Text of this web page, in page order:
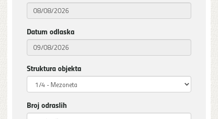
Datum odlaska
Struktura objekta
Broj odraslih